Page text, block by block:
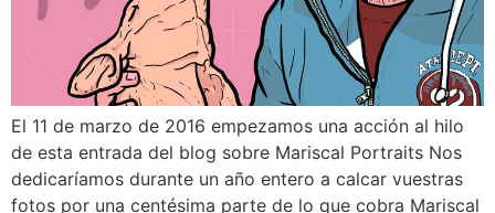
El 11 de marzo de 2016 empezamos una acción al hilo
de esta entrada del blog sobre Mariscal Portraits Nos
dedicaríamos durante un año entero a calcar vuestras
fotos por una centésima parte de lo que cobra Mariscal